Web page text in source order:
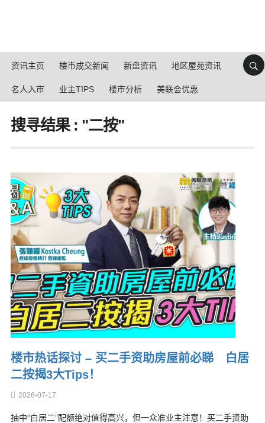
资讯主页 楼市成交新闻 新盘资讯 地区屋苑资讯
名人入市 业主TIPS 楼市分析 美联会优惠
搜寻结果 : "二按"
楼市热话探讨 – 买二手资助房屋前必睇 白居
二按揭3大Tips！
2026-07-17
抽中“白居二”配额绝对值得高兴，但一众准业主注意！买二手资助